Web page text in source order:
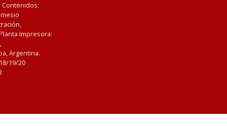
Impresora:
Argentina.
19/20